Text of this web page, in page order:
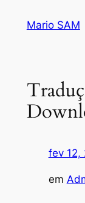
Mario SAM
fev 12,
em